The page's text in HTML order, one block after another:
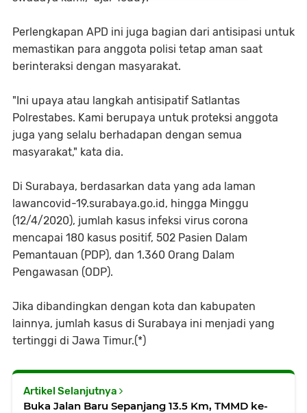
Perlengkapan APD ini juga bagian dari antisipasi untuk
memastikan para anggota polisi tetap aman saat
berinteraksi dengan masyarakat.
"Ini upaya atau langkah antisipatif Satlantas
Polrestabes. Kami berupaya untuk proteksi anggota
juga yang selalu berhadapan dengan semua
masyarakat," kata dia.
Di Surabaya, berdasarkan data yang ada laman
lawancovid-19.surabaya.go.id, hingga Minggu
(12/4/2020), jumlah kasus infeksi virus corona
mencapai 180 kasus positif, 502 Pasien Dalam
Pemantauan (PDP), dan 1.360 Orang Dalam
Pengawasan (ODP).
Jika dibandingkan dengan kota dan kabupaten
lainnya, jumlah kasus di Surabaya ini menjadi yang
tertinggi di Jawa Timur.(*)
Artikel Selanjutnya
Buka Jalan Baru Sepanjang 13.5 Km, TMMD ke-